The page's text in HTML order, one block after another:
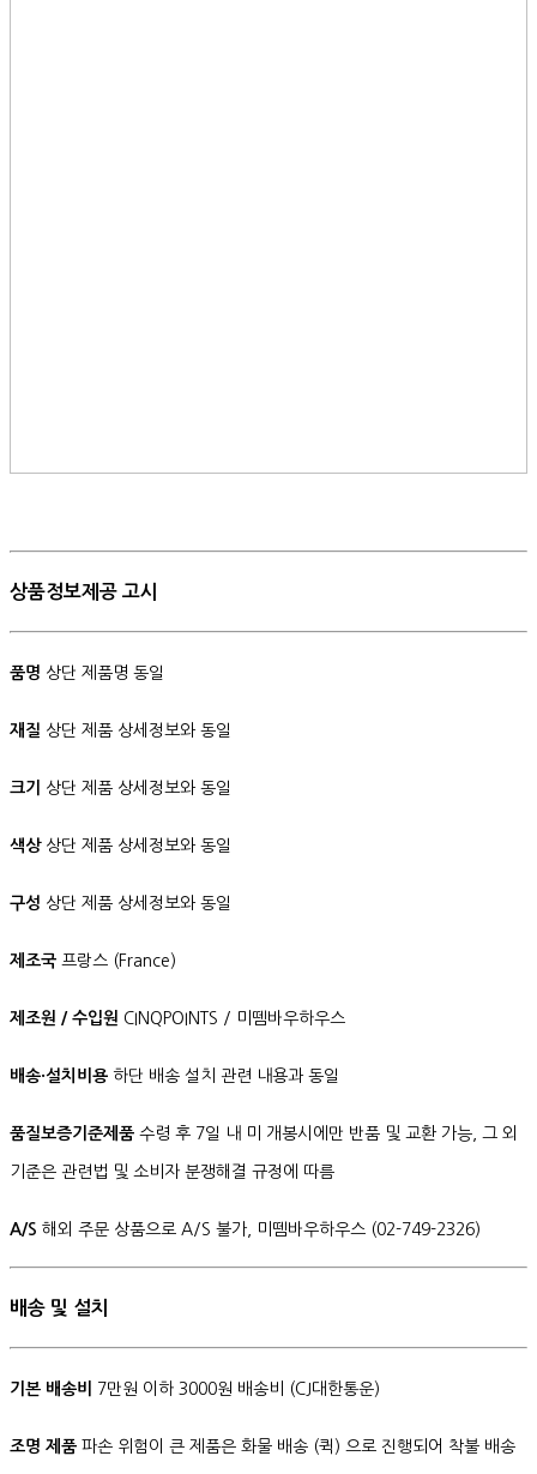
상품정보제공 고시
품명 상단 제품명 동일
재질 상단 제품 상세정보와 동일
크기 상단 제품 상세정보와 동일
색상상단 제품 상세정보와 동일
구성 상단 제품 상세정보와 동일
제조국 프랑스 (France)
제조원 / 수입원 CINQPOINTS / 미뗌바우하우스
배송·설치비용 하단 배송 설치 관련 내용과 동일
품질보증기준제품 수령 후 7일 내 미 개봉시에만 반품 및 교환 가능, 그 외
기준은 관련법 및 소비자 분쟁해결 규정에 따름
A/S 해외 주문 상품으로 A/S 불가, 미뗌바우하우스 (02-749-2326)
배송 및 설치
기본 배송비 7만원 이하 3000원 배송비 (CJ대한통운)
조명 제품 파손 위험이 큰 제품은 화물 배송 (퀵) 으로 진행되어 착불 배송